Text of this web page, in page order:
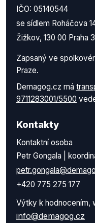
IČO: 05140544
se sídlem Roháčova
Žižkov, 130 00 Praha 3
Zapsaný ve
Praze.
Demagog.cz má
9711283001/5500
Kontakty
Kontaktní osoba
Petr Gongala |
+420 775 275 177
Výtky k hodnocením,
info@demagog.cz